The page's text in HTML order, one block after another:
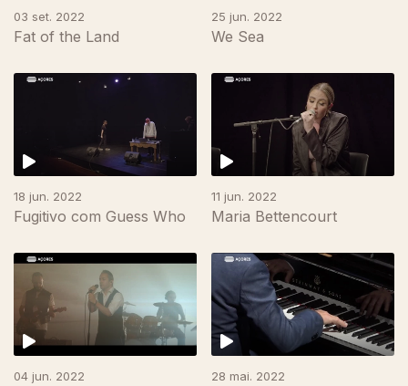
03 set. 2022
Fat of the Land
25 jun. 2022
We Sea
18 jun. 2022
Fugitivo com Guess Who
11 jun. 2022
Maria Bettencourt
04 jun. 2022 28 mai. 2022